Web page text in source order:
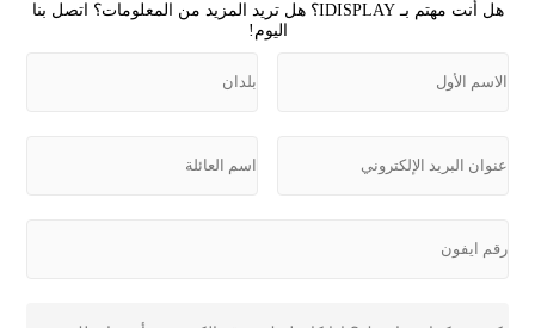
هل أنت مهتم بـ IDISPLAY؟ هل تريد المزيد من المعلومات؟ اتصل بنا
اليوم!